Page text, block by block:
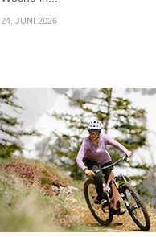
24. JUNI 2026